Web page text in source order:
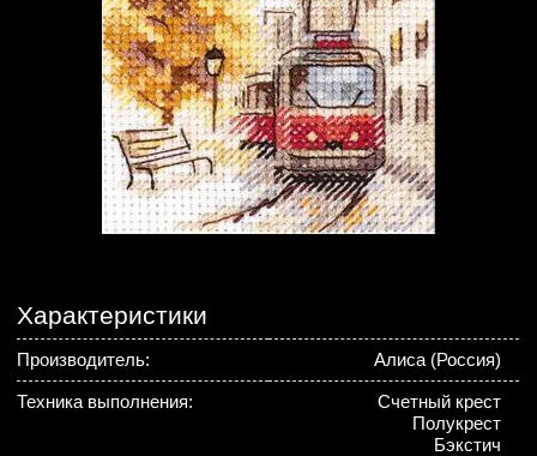
Характеристики
Производитель: Алиса (Россия)
Техника выполнения:
Счетный крест
Полукрест
Бэкстич